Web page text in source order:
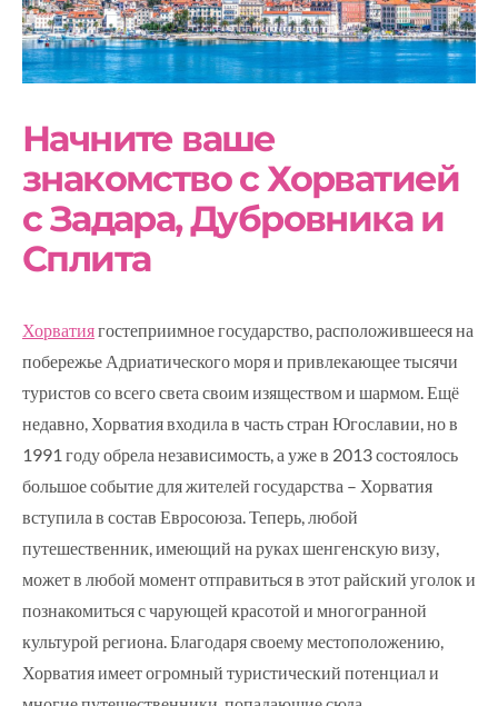
Начните ваше
знакомство с Хорватией
с Задара, Дубровника и
Сплита
Хорватиягостеприимное государство, расположившееся на
побережье Адриатического моря и привлекающее тысячи
туристов со всего света своим изяществом и шармом. Ещё
недавно, Хорватия входила в часть стран Югославии, но в
1991 году обрела независимость, а уже в 2013 состоялось
большое событие для жителей государства – Хорватия
вступила в состав Евросоюза. Теперь, любой
путешественник, имеющий на руках шенгенскую визу,
может в любой момент отправиться в этот райский уголок и
познакомиться с чарующей красотой и многогранной
культурой региона. Благодаря своему местоположению,
Хорватия имеет огромный туристический потенциал и